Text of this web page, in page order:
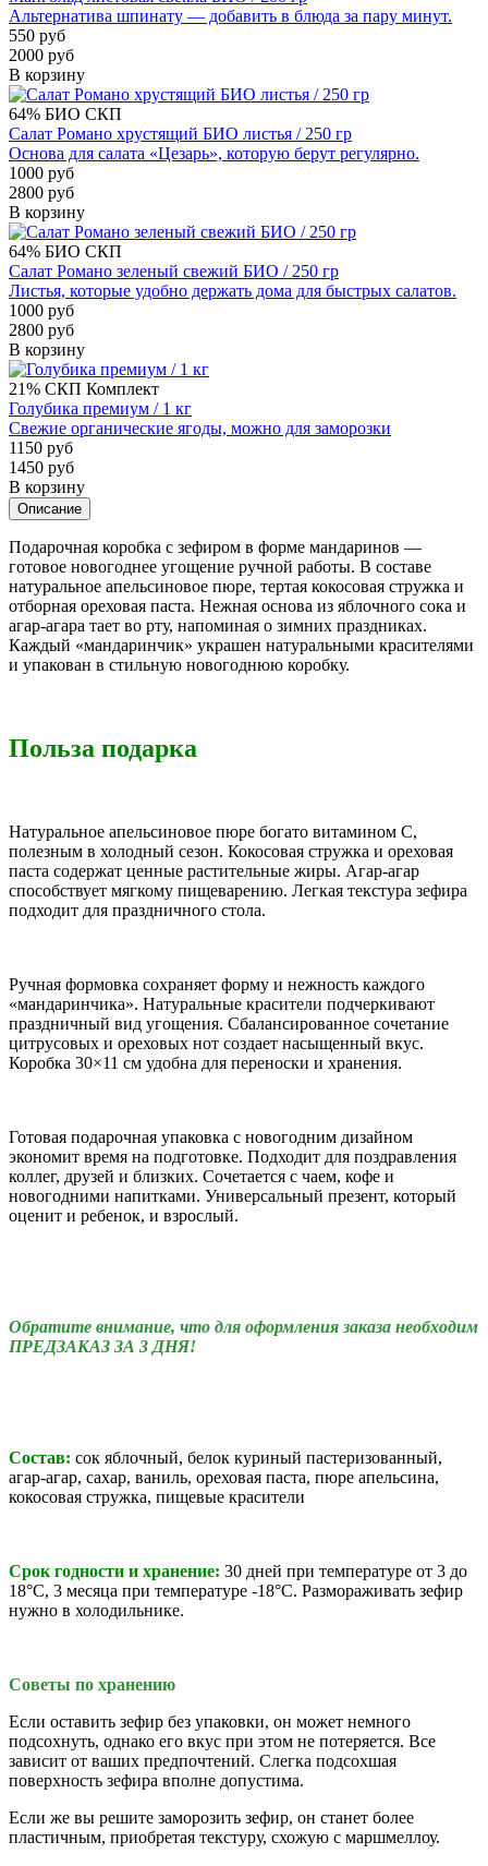
Альтернатива шпинату — добавить в блюда за пару минут.
550 руб
2000 руб
В корзину
64% БИО СКП
Салат Романо хрустящий БИО листья / 250 гр
Основа для салата «Цезарь», которую берут регулярно.
1000 руб
2800 руб
В корзину
64% БИО СКП
Салат Романо зеленый свежий БИО / 250 гр
Листья, которые удобно держать дома для быстрых салатов.
1000 руб
2800 руб
В корзину
21% СКП Комплект
Голубика премиум / 1 кг
Свежие органические ягоды, можно для заморозки
1150 руб
1450 руб
В корзину
Описание
Подарочная коробка с зефиром в форме мандаринов —
готовое новогоднее угощение ручной работы. В составе
натуральное апельсиновое пюре, тертая кокосовая стружка и
отборная ореховая паста. Нежная основа из яблочного сока и
агар-агара тает во рту, напоминая о зимних праздниках.
Каждый «мандаринчик» украшен натуральными красителями
и упакован в стильную новогоднюю коробку.
Польза подарка
Натуральное апельсиновое пюре богато витамином С,
полезным в холодный сезон. Кокосовая стружка и ореховая
паста содержат ценные растительные жиры. Агар-агар
способствует мягкому пищеварению. Легкая текстура зефира
подходит для праздничного стола.
Ручная формовка сохраняет форму и нежность каждого
«мандаринчика». Натуральные красители подчеркивают
праздничный вид угощения. Сбалансированное сочетание
цитрусовых и ореховых нот создает насыщенный вкус.
Коробка 30×11 см удобна для переноски и хранения.
Готовая подарочная упаковка с новогодним дизайном
экономит время на подготовке. Подходит для поздравления
коллег, друзей и близких. Сочетается с чаем, кофе и
новогодними напитками. Универсальный презент, который
оценит и ребенок, и взрослый.
Обратите внимание, что для оформления заказа необходим
ПРЕДЗАКАЗ ЗА 3 ДНЯ!
Состав: сок яблочный, белок куриный пастеризованный,
агар-агар, сахар, ваниль, ореховая паста, пюре апельсина,
кокосовая стружка, пищевые красители
Срок годности и хранение: 30 дней при температуре от 3 до
18°С, 3 месяца при температуре -18°C. Размораживать зефир
нужно в холодильнике.
Советы по хранению
Если оставить зефир без упаковки, он может немного
подсохнуть, однако его вкус при этом не потеряется. Все
зависит от ваших предпочтений. Слегка подсохшая
поверхность зефира вполне допустима.
Если же вы решите заморозить зефир, он станет более
пластичным, приобретая текстуру, схожую с маршмеллоу.